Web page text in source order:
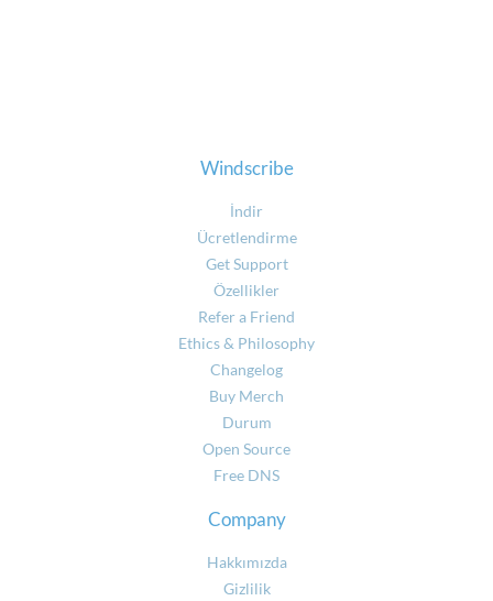
Windscribe
İndir
Ücretlendirme
Get Support
Özellikler
Refer a Friend
Ethics & Philosophy
Changelog
Buy Merch
Durum
Open Source
Free DNS
Company
Hakkımızda
Gizlilik